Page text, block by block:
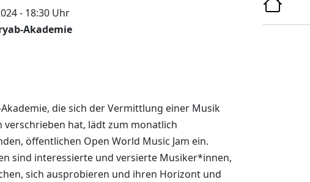
- 18:30 Uhr
Akademie
die sich der Vermittlung einer Musik
verschrieben hat, lädt zum monatlich
öffentlichen Open World Music Jam ein.
sind interessierte und versierte Musiker*innen,
sich ausprobieren und ihren Horizont und